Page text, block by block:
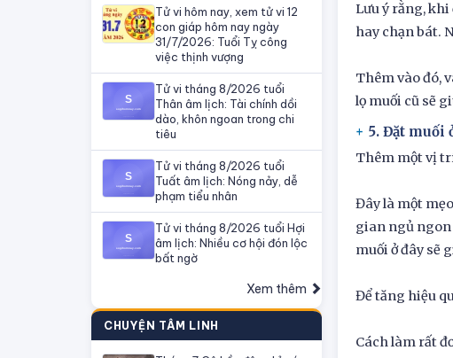
Tử vi hôm nay, xem tử vi 12
con giáp hôm nay ngày
31/7/2026: Tuổi Tỵ công
việc thịnh vượng
Tử vi tháng 8/2026 tuổi
Thân âm lịch: Tài chính dồi
dào, khôn ngoan trong chi
tiêu
Tử vi tháng 8/2026 tuổi
Tuất âm lịch: Nóng nảy, dễ
phạm tiểu nhân
Tử vi tháng 8/2026 tuổi Hợi
âm lịch: Nhiều cơ hội đón lộc
bất ngờ
Xem thêm
CHUYỆN TÂM LINH
Lưu ý rằng,
hay chạn bát.
Thêm vào đó,
lọ muối cũ sẽ
5. Đặt muối
Thêm một vị
Đây là một
gian ngủ ngon
muối ở đây sẽ
Để tăng hiệu
Cách làm rất